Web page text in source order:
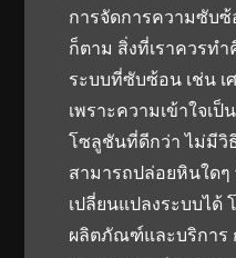
การจัดการความซับซ้
ก็ตาม สิ่งที่เราควรทำ
ระบบที่ซับซ้อน เช่น เ
เพราะความเข้าใจเ
โซลูชันที่ดีกว่า ไม่มีวิ
สามารถปล่อยหินใดๆ
เปลี่ยนแปลงระบบได้
ผลิตภัณฑ์และบริการ